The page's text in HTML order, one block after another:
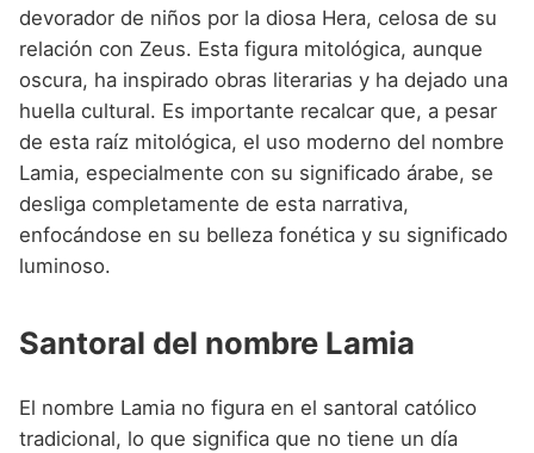
devorador de niños por la diosa Hera, celosa de su
relación con Zeus. Esta figura mitológica, aunque
oscura, ha inspirado obras literarias y ha dejado una
huella cultural. Es importante recalcar que, a pesar
de esta raíz mitológica, el uso moderno del nombre
Lamia, especialmente con su significado árabe, se
desliga completamente de esta narrativa,
enfocándose en su belleza fonética y su significado
luminoso.
Santoral del nombre Lamia
El nombre Lamia no figura en el santoral católico
tradicional, lo que significa que no tiene un día